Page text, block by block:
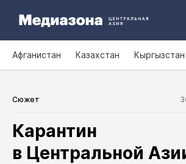
Афганистан Казахстан Кыргызстан
Сюжет
Карантин
в Центральной